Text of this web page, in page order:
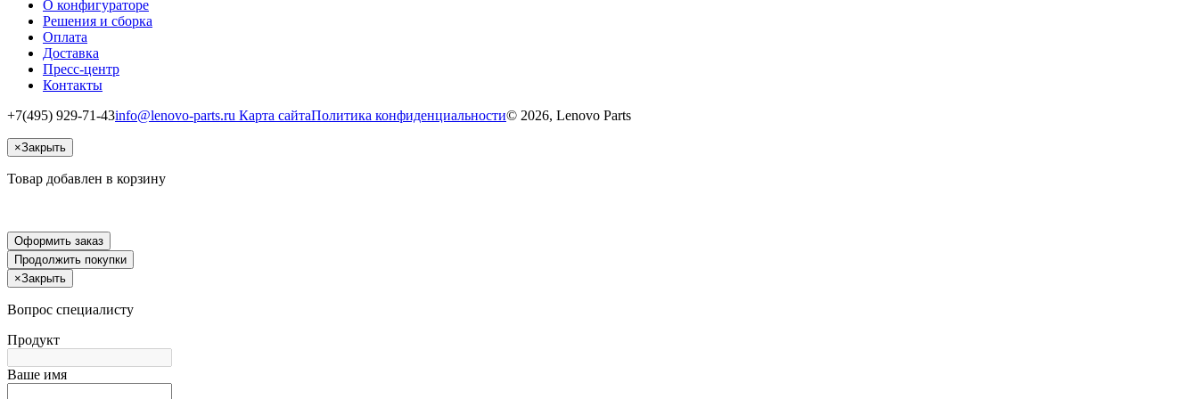
О конфигураторе
Решения и сборка
Оплата
Доставка
Пресс-центр
Контакты
+7(495) 929-71-43info@lenovo-parts.ru Карта сайтаПолитика конфиденциальности© 2026, Lenovo Parts
×Закрыть
Товар добавлен в корзину
Оформить заказ
Продолжить покупки
×Закрыть
Вопрос специалисту
Продукт
Ваше имя